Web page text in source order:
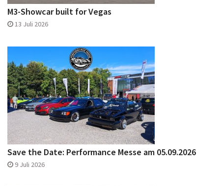
M3-Showcar built for Vegas
13 Juli 2026
Save the Date: Performance Messe am 05.09.2026
9 Juli 2026